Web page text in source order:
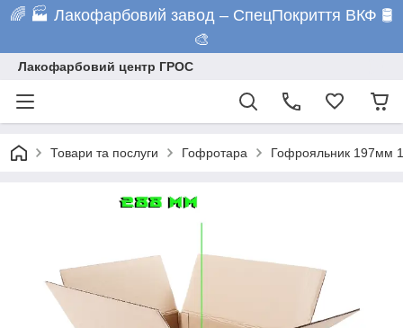
🌈 🏭 Лакофарбовий завод – СпецПокриття ВКФ 🛢️
🎨
Лакофарбовий центр ГРОС
Товари та послуги Гофротара Гофрояльник 197мм